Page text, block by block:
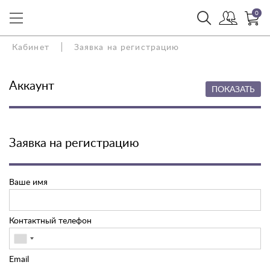
0
Кабинет Заявка на регистрацию
Аккаунт ПОКАЗАТЬ
Заявка на регистрацию
Ваше имя
Контактный телефон
Email